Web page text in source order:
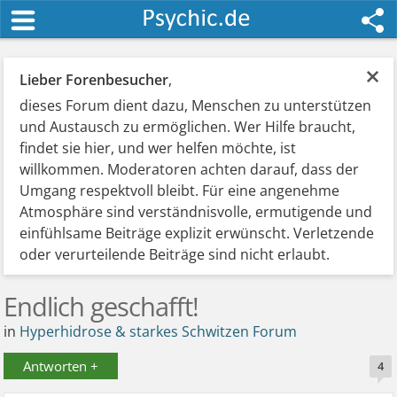
×
Lieber Forenbesucher,
dieses Forum dient dazu, Menschen zu unterstützen
und Austausch zu ermöglichen. Wer Hilfe braucht,
findet sie hier, und wer helfen möchte, ist
willkommen. Moderatoren achten darauf, dass der
Umgang respektvoll bleibt. Für eine angenehme
Atmosphäre sind verständnisvolle, ermutigende und
einfühlsame Beiträge explizit erwünscht. Verletzende
oder verurteilende Beiträge sind nicht erlaubt.
Endlich geschafft!
in Hyperhidrose & starkes Schwitzen Forum
Antworten + 4